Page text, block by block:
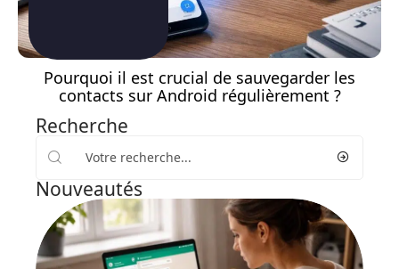
Pourquoi il est crucial de sauvegarder les
contacts sur Android régulièrement ?
Recherche
Nouveautés